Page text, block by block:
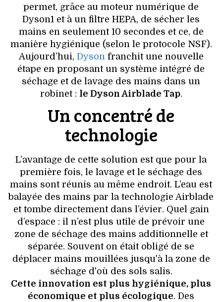
permet, grâce au moteur numérique de
Dyson1 et à un filtre HEPA, de sécher les
mains en seulement 10 secondes et ce, de
manière hygiénique (selon le protocole NSF).
Aujourd’hui, Dysonfranchit une nouvelle
étape en proposant un système intégré de
séchage et de lavage des mains dans un
robinet : le Dyson Airblade Tap.
Un concentré de
technologie
L’avantage de cette solution est que pour la
première fois, le lavage et le séchage des
mains sont réunis au même endroit. L’eau est
balayée des mains par la technologie Airblade
et tombe directement dans l’évier. Quel gain
d’espace : il n’est plus utile de prévoir une
zone de séchage des mains additionnelle et
séparée. Souvent on était obligé de se
déplacer mains mouillées jusqu'à la zone de
séchage d'où des sols salis.
Cette innovation est plus hygiénique, plus
économique et plus écologique. Des